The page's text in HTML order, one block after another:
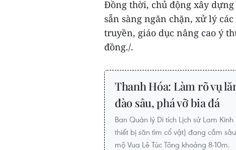
Đồng thời, chủ động xây
sẵn sàng ngăn chặn, xử lý
truyền, giáo dục nâng cao ý
đồng./.
Thanh Hóa: Làm rõ vụ
đào sâu, phá vỡ bia đá
Ban Quản lý Di tích Lịch sử Lam
thiết bị săn tìm cổ vật) đang cắm
mộ Vua Lê Túc Tông khoảng 8-10m.